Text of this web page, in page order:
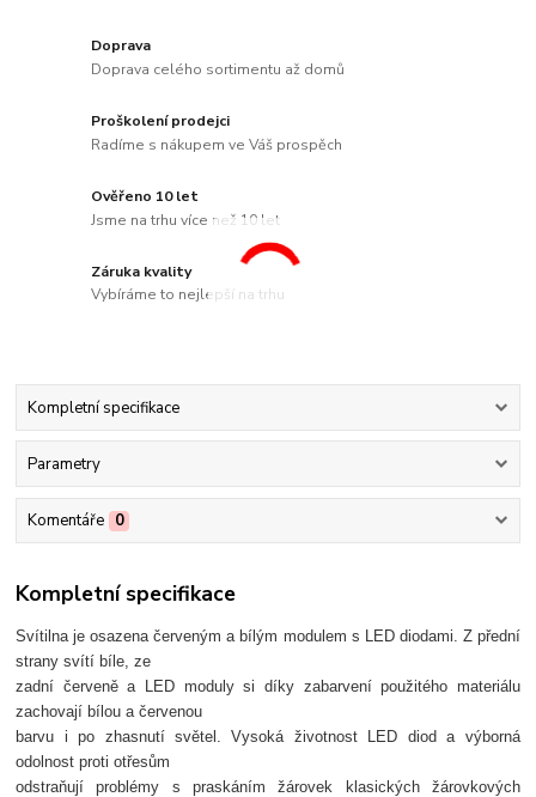
Doprava
Doprava celého sortimentu až domů
Proškolení prodejci
Radíme s nákupem ve Váš prospěch
Ověřeno 10 let
Jsme na trhu více než 10 let
Záruka kvality
Vybíráme to nejlepší na trhu
Kompletní specifikace
Parametry
Komentáře 0
Kompletní specifikace
Svítilna je osazena červeným a bílým modulem s LED diodami. Z přední
strany svítí bíle, ze
zadní červeně a LED moduly si díky zabarvení použitého materiálu
zachovají bílou a červenou
barvu i po zhasnutí světel. Vysoká životnost LED diod a výborná
odolnost proti otřesům
odstraňují problémy s praskáním žárovek klasických žárovkových